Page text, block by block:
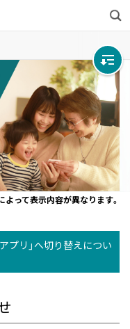
検
索
って表示内容が異なります。
プリ」へ切り替えについ